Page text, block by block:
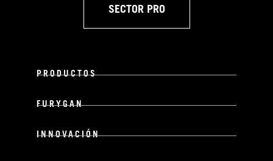
SECTOR PRO
PRODUCTOS
FURYGAN
INNOVACIÓN